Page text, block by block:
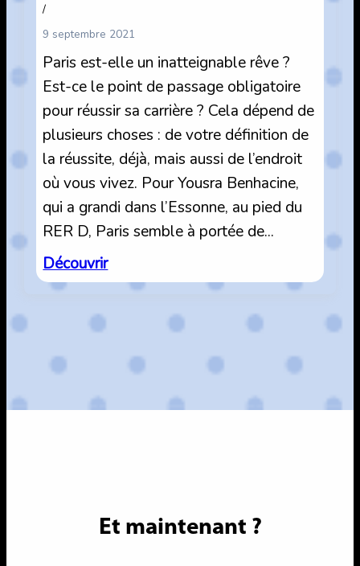
/
9 septembre 2021
Paris est-elle un inatteignable rêve ?
Est-ce le point de passage obligatoire
pour réussir sa carrière ? Cela dépend de
plusieurs choses : de votre définition de
la réussite, déjà, mais aussi de l’endroit
où vous vivez. Pour Yousra Benhacine,
qui a grandi dans l’Essonne, au pied du
RER D, Paris semble à portée de…
Découvrir:
Vivre
Ville
Et maintenant ?